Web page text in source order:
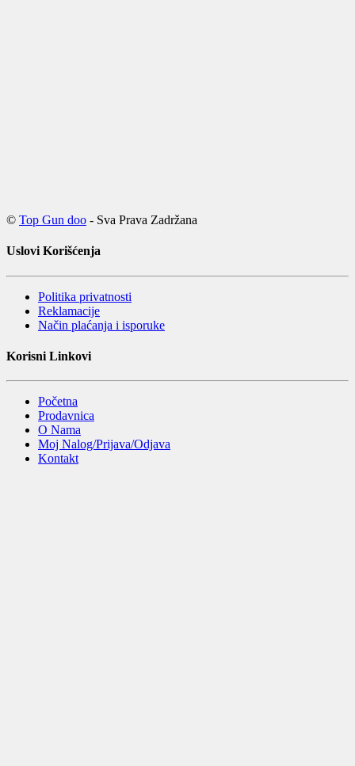
© Top Gun doo - Sva Prava Zadržana
Uslovi Korišćenja
Politika privatnosti
Reklamacije
Način plaćanja i isporuke
Korisni Linkovi
Početna
Prodavnica
O Nama
Moj Nalog/Prijava/Odjava
Kontakt